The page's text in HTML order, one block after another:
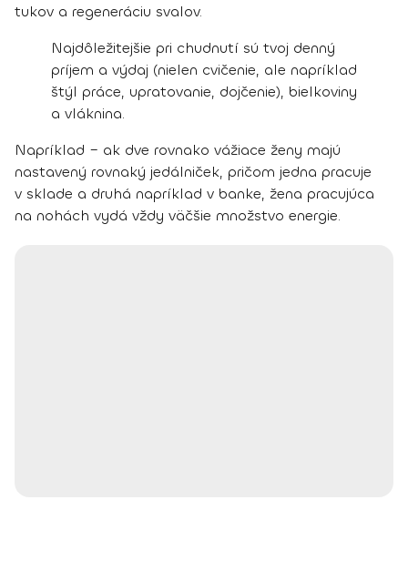
tukov a regeneráciu svalov.
Najdôležitejšie pri chudnutí sú tvoj denný
príjem a výdaj (nielen cvičenie, ale napríklad
štýl práce, upratovanie, dojčenie), bielkoviny
a vláknina.
Napríklad – ak dve rovnako vážiace ženy majú
nastavený rovnaký jedálniček, pričom jedna pracuje
v sklade a druhá napríklad v banke, žena pracujúca
na nohách vydá vždy väčšie množstvo energie.